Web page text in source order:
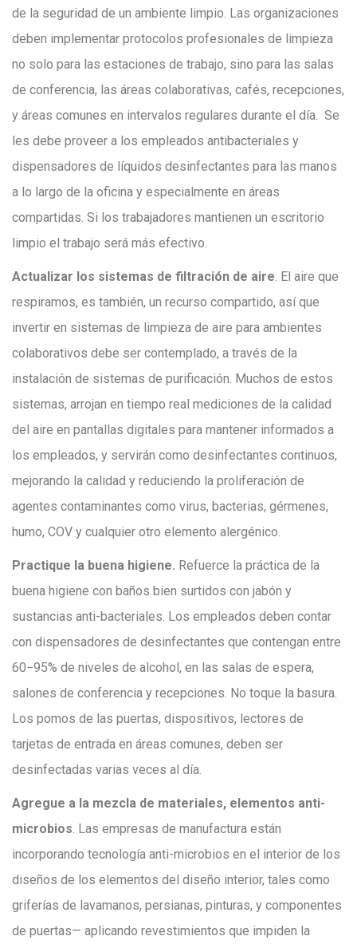
de la seguridad de un ambiente limpio. Las organizaciones
deben implementar protocolos profesionales de limpieza
no solo para las estaciones de trabajo, sino para las salas
de conferencia, las áreas colaborativas, cafés, recepciones,
y áreas comunes en intervalos regulares durante el día. Se
les debe proveer a los empleados antibacteriales y
dispensadores de líquidos desinfectantes para las manos
a lo largo de la oficina y especialmente en áreas
compartidas. Si los trabajadores mantienen un escritorio
limpio el trabajo será más efectivo.
Actualizar los sistemas de filtración de aire. El aire que
respiramos, es también, un recurso compartido, así que
invertir en sistemas de limpieza de aire para ambientes
colaborativos debe ser contemplado, a través de la
instalación de sistemas de purificación. Muchos de estos
sistemas, arrojan en tiempo real mediciones de la calidad
del aire en pantallas digitales para mantener informados a
los empleados, y servirán como desinfectantes continuos,
mejorando la calidad y reduciendo la proliferación de
agentes contaminantes como virus, bacterias, gérmenes,
humo, COV y cualquier otro elemento alergénico.
Practique la buena higiene. Refuerce la práctica de la
buena higiene con baños bien surtidos con jabón y
sustancias anti-bacteriales. Los empleados deben contar
con dispensadores de desinfectantes que contengan entre
60−95% de niveles de alcohol, en las salas de espera,
salones de conferencia y recepciones. No toque la basura.
Los pomos de las puertas, dispositivos, lectores de
tarjetas de entrada en áreas comunes, deben ser
desinfectadas varias veces al día.
Agregue a la mezcla de materiales, elementos anti-
microbios. Las empresas de manufactura están
incorporando tecnología anti-microbios en el interior de los
diseños de los elementos del diseño interior, tales como
griferías de lavamanos, persianas, pinturas, y componentes
de puertas— aplicando revestimientos que impiden la